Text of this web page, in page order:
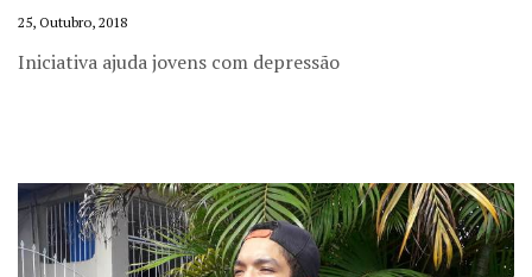
25, Outubro, 2018
Iniciativa ajuda jovens com depressão